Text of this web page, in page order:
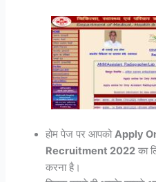
होम पेज पर आपको Apply
Recruitment 2022 का
करना है।